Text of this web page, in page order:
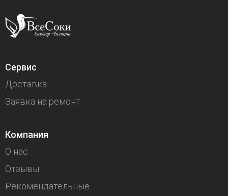
Сервис
Доставка
Заявка на ремонт
Компания
О нас
Отзывы
Рекомендательные